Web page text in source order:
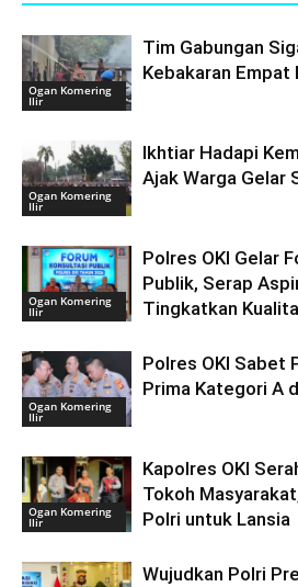
Ogan Komering
Ilir
Tim Gabungan
Kebakaran Empat
Ogan Komering
Ilir
Ikhtiar Hadapi
Ajak Warga Gelar
Ogan Komering
Ilir
Polres OKI Gelar
Publik, Serap
Tingkatkan
Ogan Komering
Ilir
Polres OKI Sabet
Prima Kategori A
Ogan Komering
Ilir
Kapolres OKI
Tokoh
Polri untuk Lansia
Wujudkan Polri